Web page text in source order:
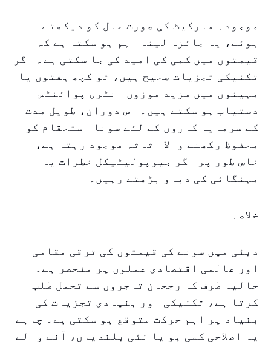
موجودہ مارکیٹ کی صورت حال کو دیکھتے
ہوئے، یہ جائزہ لینا اہم ہو سکتا ہے کہ
قیمتوں میں کمی کی امید کی جا سکتی ہے۔ اگر
تکنیکی تجزیات صحیح ہیں، تو کچھ ہفتوں یا
مہینوں میں مزید موزوں انٹری پوائنٹس
دستیاب ہو سکتے ہیں۔ اس دوران، طویل مدت
کے سرمایہ کاروں کے لئے سونا استحقام کو
محفوظ رکھنے والا اثاثہ موجود رہتا ہے،
خاص طور پر اگر جیوپولیٹیکل خطرات یا
مہنگائی کی دباو بڑھتے رہیں۔
خلاصہ
دبئی میں سونے کی قیمتوں کی ترقی مقامی
اور عالمی اقتصادی عملوں پر منحصر ہے۔
حالیہ طرف کا رجحان تاجروں سے تحمل طلب
کرتا ہے، تکنیکی اور بنیادی تجزیات کی
بنیاد پر اہم حرکت متوقع ہو سکتی ہے۔ چاہے
یہ اصلاحی کمی ہو یا نئی بلندیاں، آنے والے